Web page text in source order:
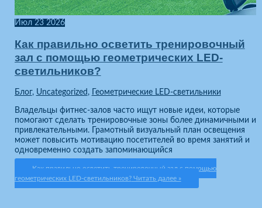
Июл 23 2026
Как правильно осветить тренировочный
зал с помощью геометрических LED-
светильников?
Блог, Uncategorized , Геометрические LED-светильники
Владельцы фитнес-залов часто ищут новые идеи, которые
помогают сделать тренировочные зоны более динамичными и
привлекательными. Грамотный визуальный план освещения
может повысить мотивацию посетителей во время занятий и
одновременно создать запоминающийся
Как правильно осветить тренировочный зал с помощью
геометрических LED-светильников?Читать далее »